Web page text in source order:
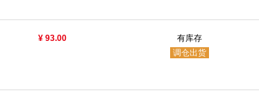
¥ 93.00
有库存
调仓出货